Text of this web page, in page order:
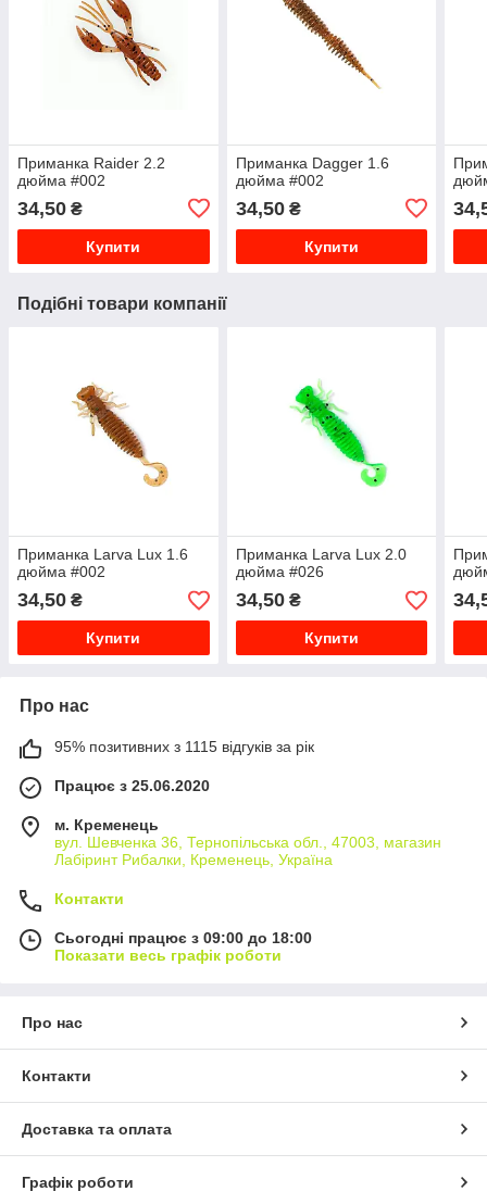
Приманка Raider 2.2
дюйма #002
34,50 ₴
Купити
Приманка Dagger 1.6
дюйма #002
34,50₴
Купити
Подібні товари компанії
Приманка Larva Lux 1.6
дюйма #002
34,50 ₴
Купити
Приманка Larva Lux 2.0
дюйма #026
34,50₴
Купити
Про нас
95% позитивних з 1115 відгуків за рік
Працює з 25.06.2020
м. Кременець
вул. Шевченка 36, Тернопільська обл., 47003, магазин
Лабіринт Рибалки, Кременець, Україна
Контакти
Сьогодні працює з 09:00 до 18:00
Показати весь графік роботи
Про нас
Контакти
Доставка та оплата
Графік роботи